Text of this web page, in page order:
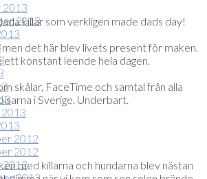
2013
2012
2012
killar som verkligen made dads day!
det här blev livets present för maken.
ett konstant leende hela dagen.
skålar, FaceTime och samtal från alla
i Sverige. Underbart.
med killarna och hundarna blev nästan